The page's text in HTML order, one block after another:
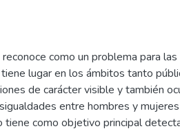
como un problema para las
lugar en los ámbitos tanto
de carácter visible y también
entre hombres y mujeres
como objetivo principal